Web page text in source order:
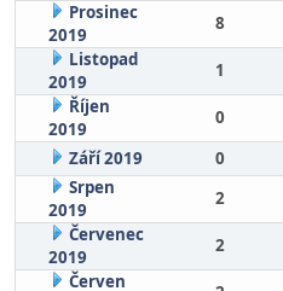
Prosinec
2019
8
Listopad
2019
1
Říjen
2019
0
Září 2019
0
Srpen
2019
2
Červenec
2019
2
Červen